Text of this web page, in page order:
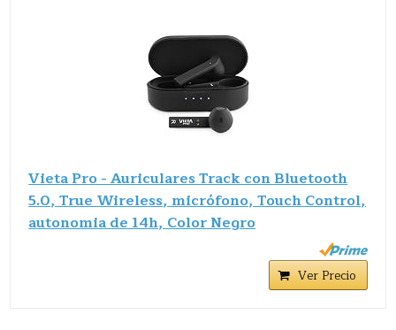
Vieta Pro - Auriculares Track con Bluetooth
5.0, True Wireless, micrófono, Touch Control,
autonomia de 14h, Color Negro
Ver Precio